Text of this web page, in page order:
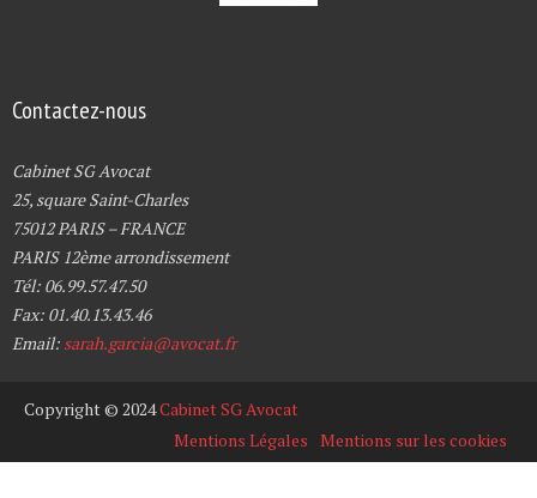
Contactez-nous
Cabinet SG Avocat
25, square Saint-Charles
75012 PARIS – FRANCE
PARIS 12ème arrondissement
Tél: 06.99.57.47.50
Fax: 01.40.13.43.46
Email: sarah.garcia@avocat.fr
Copyright © 2024Cabinet SG Avocat
Mentions Légales Mentions sur les cookies